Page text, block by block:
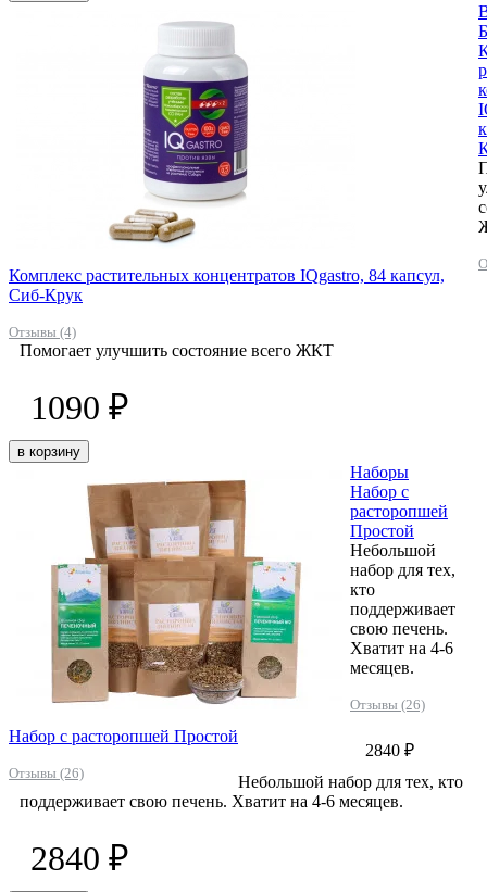
Комплекс растительных концентратов IQgastro, 84 капсул,
Сиб-Крук
Отзывы (4)
Помогает улучшить состояние всего ЖКТ
1090 ₽
в корзину
Набор с расторопшей Простой
Отзывы (26)
Наборы
Набор с
расторопшей
Простой
Небольшой
набор для тех,
кто
поддерживает
свою печень.
Хватит на 4-6
месяцев.
Отзывы (26)
2840 ₽
Небольшой набор для тех, кто
поддерживает свою печень. Хватит на 4-6 месяцев.
2840 ₽